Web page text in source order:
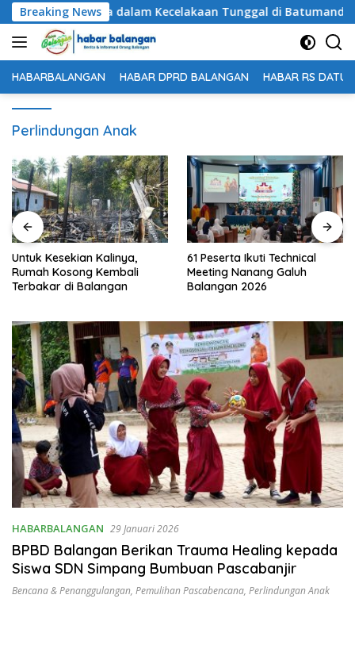
Langsung
ke
konten
Breaking News
Dunia dalam Kecelakaan Tunggal di Batumandi
HABARBALANGAN HABAR DPRD BALANGAN HABAR RS DATU
Perlindungan Anak
Untuk Kesekian Kalinya,
Rumah Kosong Kembali
Terbakar di Balangan
61 Peserta Ikuti Technical
Meeting Nanang Galuh
Balangan 2026
HABARBALANGAN 29 Januari 2026
BPBD Balangan Berikan Trauma Healing kepada
Siswa SDN Simpang Bumbuan Pascabanjir
Bencana & Penanggulangan, Pemulihan Pascabencana, Perlindungan Anak